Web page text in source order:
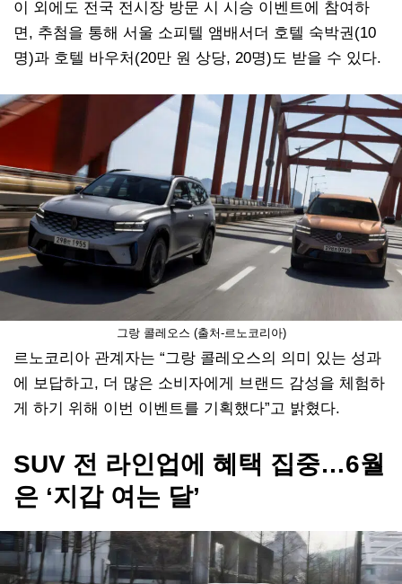
이 외에도 전국 전시장 방문 시 시승 이벤트에 참여하
면, 추첨을 통해 서울 소피텔 앰배서더 호텔 숙박권(10
명)과 호텔 바우처(20만 원 상당, 20명)도 받을 수 있다.
그랑 콜레오스 (출처-르노코리아)
르노코리아 관계자는 “그랑 콜레오스의 의미 있는 성과
에 보답하고, 더 많은 소비자에게 브랜드 감성을 체험하
게 하기 위해 이번 이벤트를 기획했다”고 밝혔다.
SUV 전 라인업에 혜택 집중…6월
은 ‘지갑 여는 달’